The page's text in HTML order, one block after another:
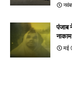
पंजाब
मई